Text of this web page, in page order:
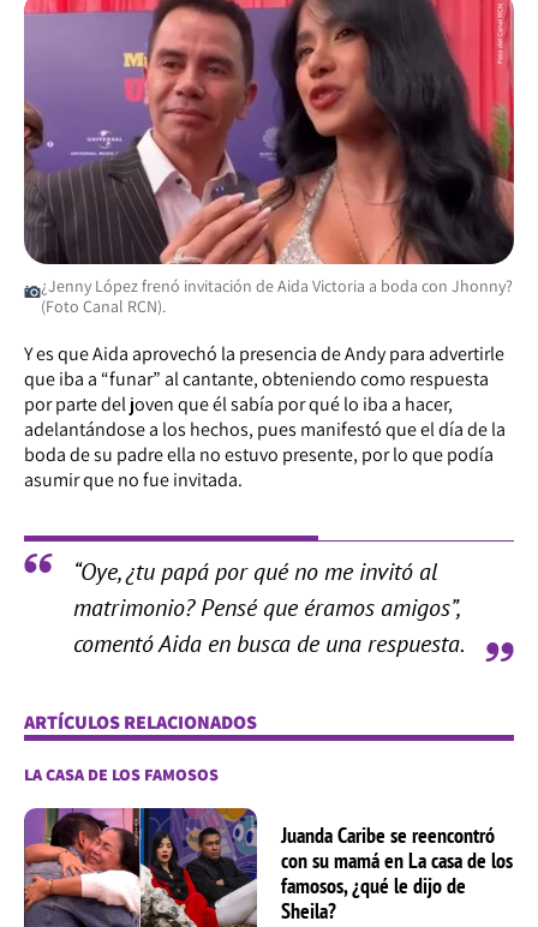
¿Jenny López frenó invitación de Aida Victoria a boda con Jhonny?
(Foto Canal RCN).
Y es que Aida aprovechó la presencia de Andy para advertirle
que iba a “funar” al cantante, obteniendo como respuesta
por parte del joven que él sabía por qué lo iba a hacer,
adelantándose a los hechos, pues manifestó que el día de la
boda de su padre ella no estuvo presente, por lo que podía
asumir que no fue invitada.
“Oye, ¿tu papá por qué no me invitó al
matrimonio? Pensé que éramos amigos”,
comentó Aida en busca de una respuesta.
ARTÍCULOS RELACIONADOS
LA CASA DE LOS FAMOSOS
Juanda Caribe se reencontró
con su mamá en La casa de los
famosos, ¿qué le dijo de
Sheila?